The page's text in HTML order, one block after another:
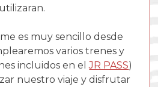
es muy sencillo desde
varios trenes y
incluidos en elJR PASS)
nuestro viaje y disfrutar